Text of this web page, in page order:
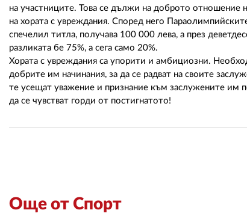
на участниците. Това се дължи на доброто
на хората с увреждания. Според него
спечелил титла, получава 100 000 лева, а през
разликата бе 75%, а сега само 20%.
Хората с увреждания са упорити и амбициозни.
добрите им начинания, за да се радват на своите
те усещат уважение и признание към заслужените им
да се чувстват горди от постигнатото!
Още от Спорт